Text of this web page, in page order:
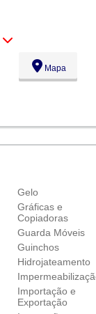
Mapa
Gelo
Gráficas e
Copiadoras
Guarda Móveis
Guinchos
Hidrojateamento
Importação e
Exportação